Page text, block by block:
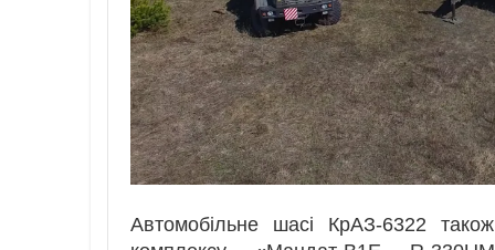
Автомобільне шасі КрАЗ-6322